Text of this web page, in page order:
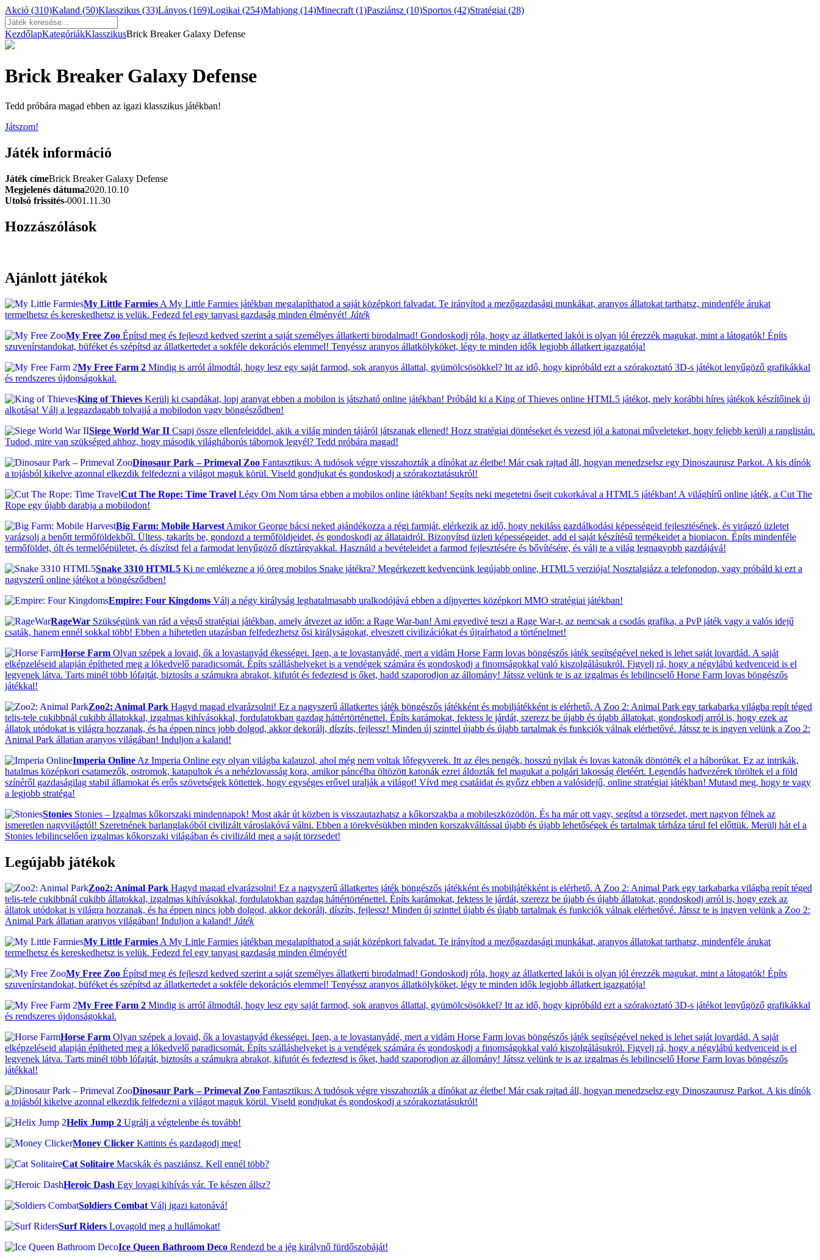
Akció (310)Kaland (50)Klasszikus (33)Lányos (169)Logikai (254)Mahjong (14)Minecraft (1)Pasziánsz (10)Sportos (42)Stratégiai (28)
KezdőlapKategóriákKlasszikusBrick Breaker Galaxy Defense
Brick Breaker Galaxy Defense
Tedd próbára magad ebben az igazi klasszikus játékban!
Játszom!
Játék információ
Játék címeBrick Breaker Galaxy Defense
Megjelenés dátuma2020.10.10
Utolsó frissítés-0001.11.30
Hozzászólások
Ajánlott játékok
My Little Farmies A My Little Farmies játékban megalapíthatod a saját középkori falvadat. Te irányítod a mezőgazdasági munkákat, aranyos állatokat tarthatsz, mindenféle árukat
termelhetsz és kereskedhetsz is velük. Fedezd fel egy tanyasi gazdaság minden élményét! Játék
My Free Zoo Építsd meg és fejleszd kedved szerint a saját személyes állatkerti birodalmad! Gondoskodj róla, hogy az állatkerted lakói is olyan jól érezzék magukat, mint a látogatók! Építs
szuvenírstandokat, büféket és szépítsd az állatkertedet a sokféle dekorációs elemmel! Tenyéssz aranyos állatkölyköket, légy te minden idők legjobb állatkert igazgatója!
My Free Farm 2 Mindig is arról álmodtál, hogy lesz egy saját farmod, sok aranyos állattal, gyümölcsösökkel? Itt az idő, hogy kipróbáld ezt a szórakoztató 3D-s játékot lenyűgöző grafikákkal
és rendszeres újdonságokkal.
King of Thieves Kerülj ki csapdákat, lopj aranyat ebben a mobilon is játszható online játékban! Próbáld ki a King of Thieves online HTML5 játékot, mely korábbi híres játékok készítőinek új
alkotása! Válj a leggazdagabb tolvajjá a mobilodon vagy böngésződben!
Siege World War II Csapj össze ellenfeleiddel, akik a világ minden tájáról játszanak ellened! Hozz stratégiai döntéseket és vezesd jól a katonai műveleteket, hogy feljebb kerülj a ranglistán.
Tudod, mire van szükséged ahhoz, hogy második világháborús tábornok legyél? Tedd próbára magad!
Dinosaur Park – Primeval Zoo Fantasztikus: A tudósok végre visszahozták a dínókat az életbe! Már csak rajtad áll, hogyan menedzselsz egy Dinoszaurusz Parkot. A kis dínók
a tojásból kikelve azonnal elkezdik felfedezni a világot maguk körül. Viseld gondjukat és gondoskodj a szórakoztatásukról!
Cut The Rope: Time Travel Légy Om Nom társa ebben a mobilos online játékban! Segíts neki megetetni őseit cukorkával a HTML5 játékban! A világhírű online játék, a Cut The
Rope egy újabb darabja a mobilodon!
Big Farm: Mobile Harvest Amikor George bácsi neked ajándékozza a régi farmját, elérkezik az idő, hogy nekiláss gazdálkodási képességeid fejlesztésének, és virágzó üzletet
varázsolj a benőtt termőföldekből. Ültess, takaríts be, gondozd a termőföldjeidet, és gondoskodj az állataidról. Bizonyítsd üzleti képességeidet, add el saját készítésű termékeidet a biopiacon. Építs mindenféle
termőföldet, ólt és termelőépületet, és díszítsd fel a farmodat lenyűgöző dísztárgyakkal. Használd a bevételeidet a farmod fejlesztésére és bővítésére, és válj te a világ legnagyobb gazdájává!
Snake 3310 HTML5 Ki ne emlékezne a jó öreg mobilos Snake játékra? Megérkezett kedvencünk legújabb online, HTML5 verziója! Nosztalgiázz a telefonodon, vagy próbáld ki ezt a
nagyszerű online játékot a böngésződben!
Empire: Four Kingdoms Válj a négy királyság leghatalmasabb uralkodójává ebben a díjnyertes középkori MMO stratégiai játékban!
RageWar Szükségünk van rád a végső stratégiai játékban, amely átvezet az időn: a Rage War-ban! Ami egyedivé teszi a Rage War-t, az nemcsak a csodás grafika, a PvP játék vagy a valós idejű
csaták, hanem ennél sokkal több! Ebben a hihetetlen utazásban felfedezhetsz ősi királyságokat, elveszett civilizációkat és újraírhatod a történelmet!
Horse Farm Olyan szépek a lovaid, ők a lovastanyád ékességei. Igen, a te lovastanyádé, mert a vidám Horse Farm lovas böngészős játék segítségével neked is lehet saját lovardád. A saját
elképzeléseid alapján építheted meg a lókedvelő paradicsomát. Építs szálláshelyeket is a vendégek számára és gondoskodj a finomságokkal való kiszolgálásukról. Figyelj rá, hogy a négylábú kedvenceid is el
legyenek látva. Tarts minél több lófajtát, biztosíts a számukra abrakot, kifutót és fedeztesd is őket, hadd szaporodjon az állomány! Játssz velünk te is az izgalmas és lebilincselő Horse Farm lovas böngészős
játékkal!
Zoo2: Animal Park Hagyd magad elvarázsolni! Ez a nagyszerű állatkertes játék böngészős játékként és mobiljátékként is elérhető. A Zoo 2: Animal Park egy tarkabarka világba repít téged
telis-tele cukibbnál cukibb állatokkal, izgalmas kihívásokkal, fordulatokban gazdag háttértörténettel. Építs karámokat, fektess le járdát, szerezz be újabb és újabb állatokat, gondoskodj arról is, hogy ezek az
állatok utódokat is világra hozzanak, és ha éppen nincs jobb dolgod, akkor dekorálj, díszíts, fejlessz! Minden új szinttel újabb és újabb tartalmak és funkciók válnak elérhetővé. Játssz te is ingyen velünk a Zoo 2:
Animal Park állatian aranyos világában! Induljon a kaland!
Imperia Online Az Imperia Online egy olyan világba kalauzol, ahol még nem voltak lőfegyverek. Itt az éles pengék, hosszú nyilak és lovas katonák döntötték el a háborúkat. Ez az intrikák,
hatalmas középkori csatamezők, ostromok, katapultok és a nehézlovasság kora, amikor páncélba öltözött katonák ezrei áldozták fel magukat a polgári lakosság életéért. Legendás hadvezérek töröltek el a föld
színéről gazdaságilag stabil államokat és erős szövetségek köttettek, hogy egységes erővel uralják a világot! Vívd meg csatáidat és győzz ebben a valósidejű, online stratégiai játékban! Mutasd meg, hogy te vagy
a legjobb stratéga!
Stonies Stonies – Izgalmas kőkorszaki mindennapok! Most akár út közben is visszautazhatsz a kőkorszakba a mobileszközödön. És ha már ott vagy, segítsd a törzsedet, mert nagyon félnek az
ismeretlen nagyvilágtól! Szeretnének barlanglakóból civilizált városlakóvá válni. Ebben a törekvésükben minden korszakváltással újabb és újabb lehetőségek és tartalmak tárháza tárul fel előttük. Merülj hát el a
Stonies lebilincselően izgalmas kőkorszaki világában és civilizáld meg a saját törzsedet!
Legújabb játékok
Zoo2: Animal Park Hagyd magad elvarázsolni! Ez a nagyszerű állatkertes játék böngészős játékként és mobiljátékként is elérhető. A Zoo 2: Animal Park egy tarkabarka világba repít téged
telis-tele cukibbnál cukibb állatokkal, izgalmas kihívásokkal, fordulatokban gazdag háttértörténettel. Építs karámokat, fektess le járdát, szerezz be újabb és újabb állatokat, gondoskodj arról is, hogy ezek az
állatok utódokat is világra hozzanak, és ha éppen nincs jobb dolgod, akkor dekorálj, díszíts, fejlessz! Minden új szinttel újabb és újabb tartalmak és funkciók válnak elérhetővé. Játssz te is ingyen velünk a Zoo 2:
Animal Park állatian aranyos világában! Induljon a kaland! Játék
My Little Farmies A My Little Farmies játékban megalapíthatod a saját középkori falvadat. Te irányítod a mezőgazdasági munkákat, aranyos állatokat tarthatsz, mindenféle árukat
termelhetsz és kereskedhetsz is velük. Fedezd fel egy tanyasi gazdaság minden élményét!
My Free Zoo Építsd meg és fejleszd kedved szerint a saját személyes állatkerti birodalmad! Gondoskodj róla, hogy az állatkerted lakói is olyan jól érezzék magukat, mint a látogatók! Építs
szuvenírstandokat, büféket és szépítsd az állatkertedet a sokféle dekorációs elemmel! Tenyéssz aranyos állatkölyköket, légy te minden idők legjobb állatkert igazgatója!
My Free Farm 2 Mindig is arról álmodtál, hogy lesz egy saját farmod, sok aranyos állattal, gyümölcsösökkel? Itt az idő, hogy kipróbáld ezt a szórakoztató 3D-s játékot lenyűgöző grafikákkal
és rendszeres újdonságokkal.
Horse Farm Olyan szépek a lovaid, ők a lovastanyád ékességei. Igen, a te lovastanyádé, mert a vidám Horse Farm lovas böngészős játék segítségével neked is lehet saját lovardád. A saját
elképzeléseid alapján építheted meg a lókedvelő paradicsomát. Építs szálláshelyeket is a vendégek számára és gondoskodj a finomságokkal való kiszolgálásukról. Figyelj rá, hogy a négylábú kedvenceid is el
legyenek látva. Tarts minél több lófajtát, biztosíts a számukra abrakot, kifutót és fedeztesd is őket, hadd szaporodjon az állomány! Játssz velünk te is az izgalmas és lebilincselő Horse Farm lovas böngészős
játékkal!
Dinosaur Park – Primeval Zoo Fantasztikus: A tudósok végre visszahozták a dínókat az életbe! Már csak rajtad áll, hogyan menedzselsz egy Dinoszaurusz Parkot. A kis dínók
a tojásból kikelve azonnal elkezdik felfedezni a világot maguk körül. Viseld gondjukat és gondoskodj a szórakoztatásukról!
Helix Jump 2 Ugrálj a végtelenbe és tovább!
Money Clicker Kattints és gazdagodj meg!
Cat Solitaire Macskák és pasziánsz. Kell ennél több?
Heroic Dash Egy lovagi kihívás vár. Te készen állsz?
Soldiers Combat Válj igazi katonává!
Surf Riders Lovagold meg a hullámokat!
Ice Queen Bathroom Deco Rendezd be a jég királynő fürdőszobáját!